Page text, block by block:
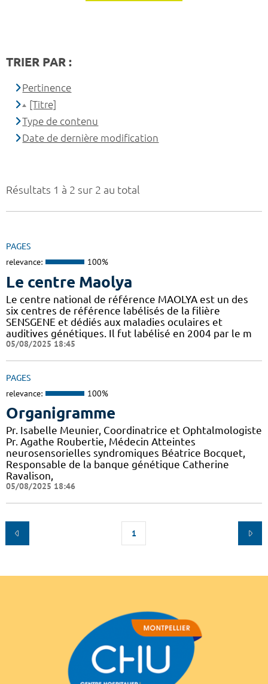
Résultats 1 à 2 sur 2 au total
PAGES
relevance: 100%
Le centre Maolya
Le centre national de référence MAOLYA est un des
six centres de référence labélisés de la filière
SENSGENE et dédiés aux maladies oculaires et
auditives génétiques. Il fut labélisé en 2004 par le m
05/08/2025 18:45
PAGES
relevance: 100%
Organigramme
Pr. Isabelle Meunier, Coordinatrice et Ophtalmologiste
Pr. Agathe Roubertie, Médecin Atteintes
neurosensorielles syndromiques Béatrice Bocquet,
Responsable de la banque génétique Catherine
Ravalison,
05/08/2025 18:46
1
TRIER PAR :
Pertinence
[Titre]
Type de contenu
Date de dernière modification